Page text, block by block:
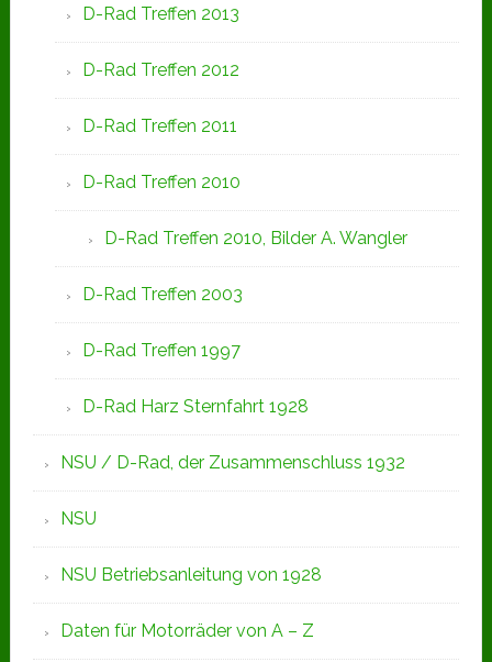
D-Rad Treffen 2013
D-Rad Treffen 2012
D-Rad Treffen 2011
D-Rad Treffen 2010
D-Rad Treffen 2010, Bilder A. Wangler
D-Rad Treffen 2003
D-Rad Treffen 1997
D-Rad Harz Sternfahrt 1928
NSU / D-Rad, der Zusammenschluss 1932
NSU
NSU Betriebsanleitung von 1928
Daten für Motorräder von A – Z